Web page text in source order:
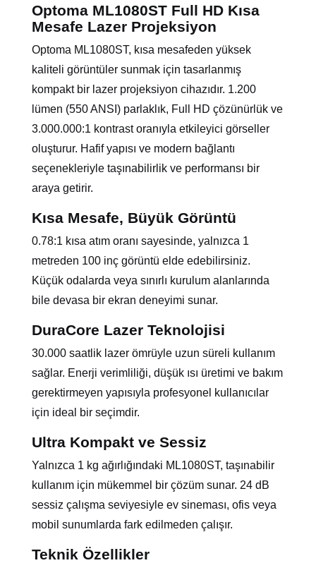
Optoma ML1080ST Full HD Kısa
Mesafe Lazer Projeksiyon
Optoma ML1080ST, kısa mesafeden yüksek
kaliteli görüntüler sunmak için tasarlanmış
kompakt bir lazer projeksiyon cihazıdır. 1.200
lümen (550 ANSI) parlaklık, Full HD çözünürlük ve
3.000.000:1 kontrast oranıyla etkileyici görseller
oluşturur. Hafif yapısı ve modern bağlantı
seçenekleriyle taşınabilirlik ve performansı bir
araya getirir.
Kısa Mesafe, Büyük Görüntü
0.78:1 kısa atım oranı sayesinde, yalnızca 1
metreden 100 inç görüntü elde edebilirsiniz.
Küçük odalarda veya sınırlı kurulum alanlarında
bile devasa bir ekran deneyimi sunar.
DuraCore Lazer Teknolojisi
30.000 saatlik lazer ömrüyle uzun süreli kullanım
sağlar. Enerji verimliliği, düşük ısı üretimi ve bakım
gerektirmeyen yapısıyla profesyonel kullanıcılar
için ideal bir seçimdir.
Ultra Kompakt ve Sessiz
Yalnızca 1 kg ağırlığındaki ML1080ST, taşınabilir
kullanım için mükemmel bir çözüm sunar. 24 dB
sessiz çalışma seviyesiyle ev sineması, ofis veya
mobil sunumlarda fark edilmeden çalışır.
Teknik Özellikler